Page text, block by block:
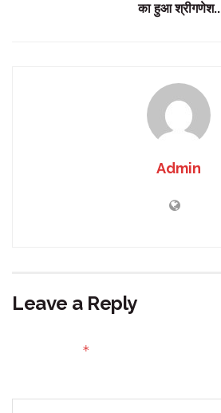
का हुआ श्रीगणेश..
Admin
Leave a Reply
*